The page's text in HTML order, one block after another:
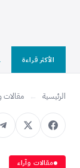
الأكثر قراءة
الرئيسية ← مقالات
مقالات وآراء